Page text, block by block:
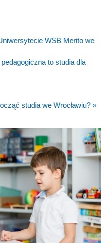
WSB Merito we
to studia dla
studia we Wrocławiu? »